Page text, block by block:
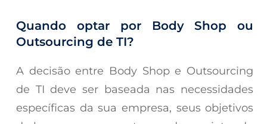
Quando optar por Body Shop ou
Outsourcing de TI?
A decisão entre Body Shop e Outsourcing
de TI deve ser baseada nas necessidades
específicas da sua empresa, seus objetivos